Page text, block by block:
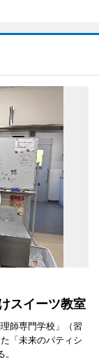
スイーツ教室
師専門学校」（習
「未来のパティシ